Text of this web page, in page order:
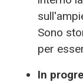
Sono
per
In